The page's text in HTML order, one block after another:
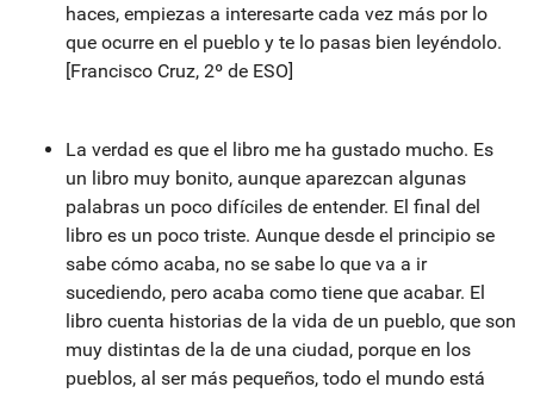
haces, empiezas a interesarte cada vez más por lo
que ocurre en el pueblo y te lo pasas bien leyéndolo.
[Francisco Cruz, 2º de ESO]
La verdad es que el libro me ha gustado mucho. Es
un libro muy bonito, aunque aparezcan algunas
palabras un poco difíciles de entender. El final del
libro es un poco triste. Aunque desde el principio se
sabe cómo acaba, no se sabe lo que va a ir
sucediendo, pero acaba como tiene que acabar. El
libro cuenta historias de la vida de un pueblo, que son
muy distintas de la de una ciudad, porque en los
pueblos, al ser más pequeños, todo el mundo está